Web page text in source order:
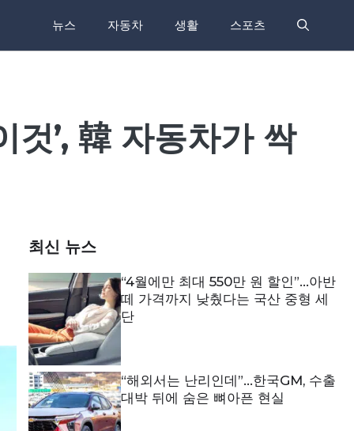
뉴스 자동차 생활 스포츠
것’, 韓 자동차가 싹
최신 뉴스
“4월에만 최대 550만 원 할인”…아반
떼 가격까지 낮췄다는 국산 중형 세
단
“해외서는 난리인데”…한국GM, 수출
대박 뒤에 숨은 뼈아픈 현실